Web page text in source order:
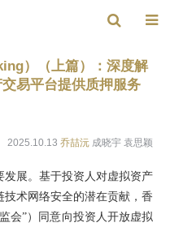
）（上篇）：深度解
易平台提供质押服务
2025.10.13 乔喆沅 成晓宇 袁思颖
展。基于投资人对虚拟资产
术网络安全的潜在贡献，香
会”）同意向投资人开放虚拟